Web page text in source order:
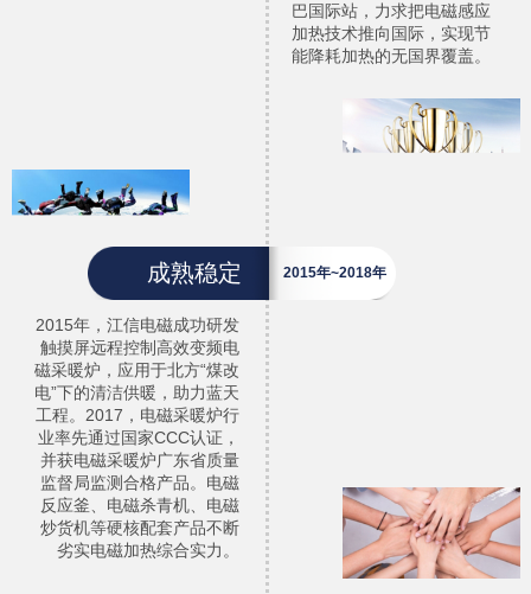
巴国际站，力求把电磁感应
加热技术推向国际，实现节
能降耗加热的无国界覆盖。
2015年~2018年
成熟稳定
2015年，江信电磁成功研发
触摸屏远程控制高效变频电
磁采暖炉，应用于北方“煤改
电”下的清洁供暖，助力蓝天
工程。2017，电磁采暖炉行
业率先通过国家CCC认证，
并获电磁采暖炉广东省质量
监督局监测合格产品。电磁
反应釜、电磁杀青机、电磁
炒货机等硬核配套产品不断
劣实电磁加热综合实力。